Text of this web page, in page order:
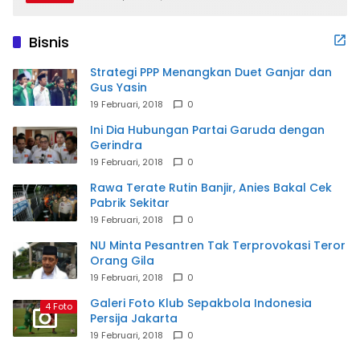
Bisnis
Strategi PPP Menangkan Duet Ganjar dan
Gus Yasin
19 Februari, 2018 0
Ini Dia Hubungan Partai Garuda dengan
Gerindra
19 Februari, 2018 0
Rawa Terate Rutin Banjir, Anies Bakal Cek
Pabrik Sekitar
19 Februari, 2018 0
NU Minta Pesantren Tak Terprovokasi Teror
Orang Gila
19 Februari, 2018 0
4 Foto
Galeri Foto Klub Sepakbola Indonesia
Persija Jakarta
19 Februari, 2018 0